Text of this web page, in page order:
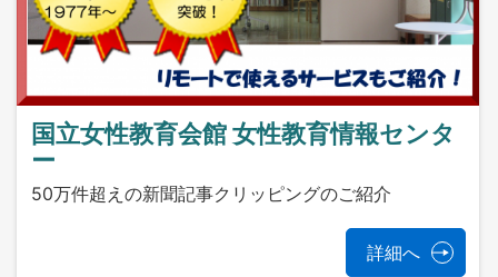
国立女性教育会館 女性教育情報センタ
ー
50万件超えの新聞記事クリッピングのご紹介
詳細へ